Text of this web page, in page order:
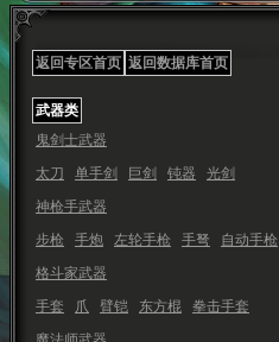
返回专区首页 返回数据库首页
武器类
鬼剑士武器
太刀
单手剑 巨剑 钝器
光剑
神枪手武器
步枪
手炮 左轮手枪 手弩
自动手枪
格斗家武器
手套
爪 臂铠 东方棍
拳击手套